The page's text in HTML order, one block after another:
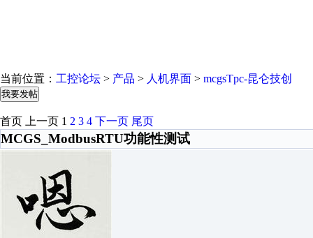
当前位置： 工控论坛 > 产品 > 人机界面 > mcgsTpc-昆仑技创
我要发帖
首页 上一页 1 2 3 4 下一页 尾页
MCGS_ModbusRTU功能性测试